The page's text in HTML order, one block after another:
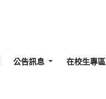
公告訊息 在校生專區